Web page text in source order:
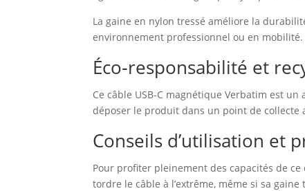
La gaine en nylon tressé améliore la
environnement professionnel ou en mobilité.
Éco‑responsabilité et
Ce câble USB‑C magnétique Verbatim est
déposer le produit dans un point de collecte
Conseils d’utilisation et
Pour profiter pleinement des capacités de
tordre le câble à l’extrême, même si sa